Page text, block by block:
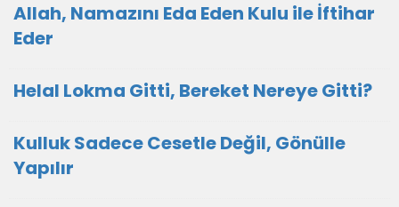
Allah, Namazını Eda Eden Kulu ile İftihar
Eder
Helal Lokma Gitti, Bereket Nereye Gitti?
Kulluk Sadece Cesetle Değil, Gönülle
Yapılır